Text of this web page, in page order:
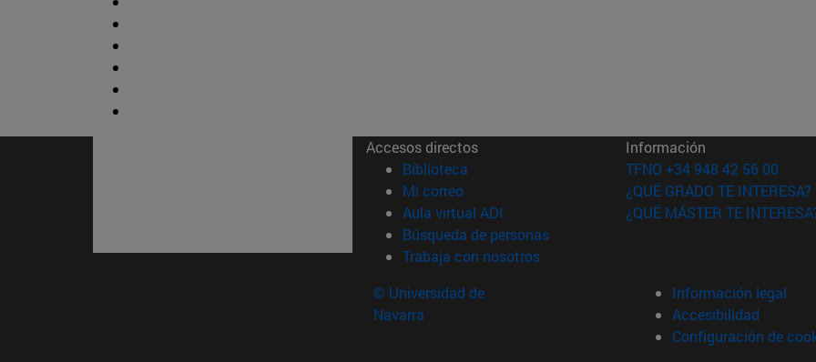
Accesos directos
Biblioteca (abre en nueva ventana)
Mi correo(abre en nueva ventana)
Aula virtual ADI (abre en nueva ventana)
Búsqueda de personas(abre en nueva ventana)
Trabaja con nosotros(abre en nueva ventana)
Información
TFNO +34 948 42 56 00
¿QUÉ GRADO TE INTERESA?
¿QUÉ MÁSTER TE
© Universidad de
Navarra
Información legal
Accesibilidad
Configuración de